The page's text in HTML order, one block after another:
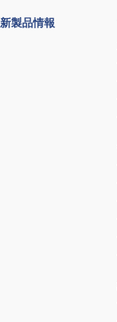
新製品情報